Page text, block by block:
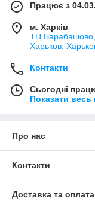
Працює з
м. Харків
ТЦ Барабашово,
Харьков,
Контакти
Сьогодні
Показати весь
Про нас
Контакти
Доставка та оплата